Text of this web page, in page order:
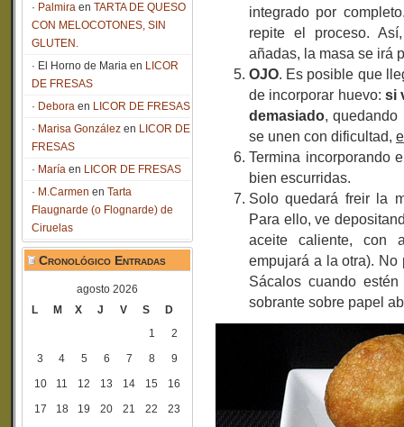
Palmira en TARTA DE QUESO
CON MELOCOTONES, SIN
GLUTEN.
El Horno de Maria en LICOR
DE FRESAS
Debora en LICOR DE FRESAS
Marisa González en LICOR DE
FRESAS
María en LICOR DE FRESAS
M.Carmen en Tarta
Flaugnarde (o Flognarde) de
Ciruelas
Cronológico Entradas
agosto 2026
L
M X J V S
D
1
2
3
4 5 6 7 8
9
10
11 12 13 14 15
16
17
18 19 20 21 22
23
integrado por
repite el proceso.
añadas, la masa se irá
OJO. Es posible que
de incorporar huevo: si
demasiado, quedando
se unen con dificultad,
Termina incorporando
bien escurridas.
Solo quedará freir la
Para ello, ve
aceite caliente, con
empujará a la otra).
Sácalos cuando
sobrante sobre papel